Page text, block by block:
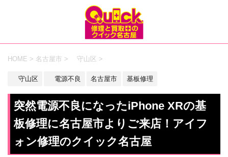
HOME > 名古屋市 > 守山区 >
守山区 電源不良 名古屋市 基板修理
突然電源不良になったiPhone XRの基
板修理に名古屋市よりご来店！アイフ
ォン修理のクイック名古屋